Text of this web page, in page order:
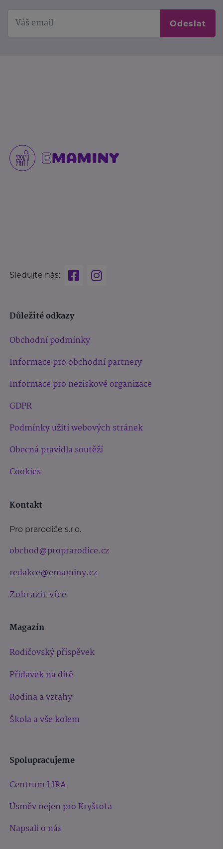
Odeslat
Sledujte nás:
Důležité odkazy
Obchodní podmínky
Informace pro obchodní partnery
Informace pro neziskové organizace
GDPR
Podmínky užití webových stránek
Obecná pravidla soutěží
Cookies
Kontakt
Pro prarodiče s.r.o.
obchod@proprarodice.cz
redakce@emaminy.cz
Zobrazit více
Magazín
Rodičovský příspěvek
Přídavek na dítě
Rodina a vztahy
Škola a vše kolem
Spolupracujeme
Centrum LIRA
Úsměv nejen pro Kryštofa
Napsali o nás